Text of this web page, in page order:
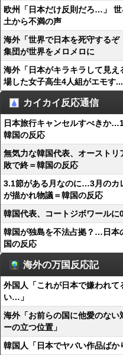
欧州「日本だけ反則だろ…」
土から不満の声
海外「世界で日本を死守する
集団が世界をメロメロに
海外「日本がキラキラして見
場した女子高生4人組がエモす...
カイカイ反応通信
日本旅行キャンセルすべきか
韓国の反応
無気力な韓国代表、オースト
敗で終＝韓国の反応
3.1節がある月なのに…3月のカ
が描かれ物議＝韓国の反応
韓国代表、コートジボワール
韓国が独島を不法占拠？…日本
国の反応
海外の万国反応記
外国人「これが日本で嫌われ
い…」
海外「お前らの国に他愛のな
ーの立つ位置」
韓国人「日本でヤバい作品ば